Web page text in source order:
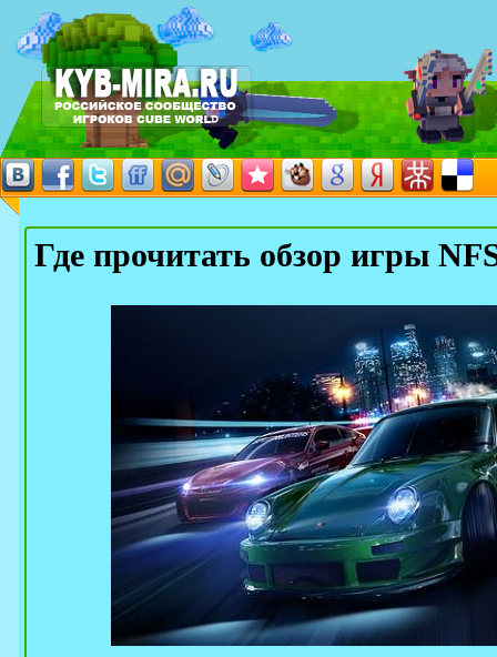
Где прочитать обзор игры